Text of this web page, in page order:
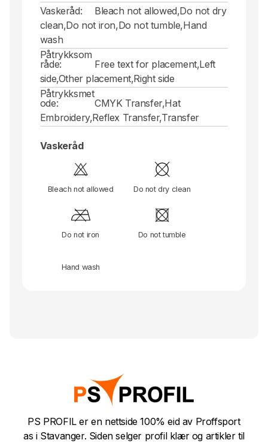
Vaskeråd:
Bleach not allowed,Do not dry
clean,Do not iron,Do not tumble,Hand
wash
Påtrykksom
råde:
Free text for placement,Left
side,Other placement,Right side
Påtrykksmet
ode:
CMYK Transfer,Hat
Embroidery,Reflex Transfer,Transfer
Vaskeråd
Bleach not allowed Do not dry clean
Do not iron Do not tumble
Hand wash
PS PROFIL er en nettside 100% eid av Proffsport
as i Stavanger. Siden selger profil klær og artikler til